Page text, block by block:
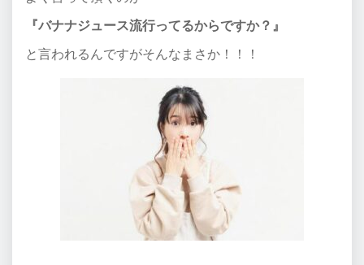
『バナナジュース流行ってるからですか？』
と言われるんですがそんなまさか！！！